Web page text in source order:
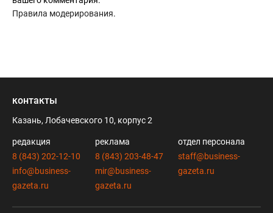
Правила модерирования.
контакты
Казань, Лобачевского 10, корпус 2
редакция
8 (843) 202-12-10
info@business-
gazeta.ru
реклама
8 (843) 203-48-47
mir@business-
gazeta.ru
отдел персонала
staff@business-
gazeta.ru